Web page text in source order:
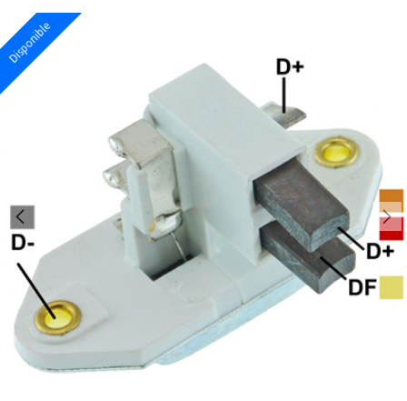
Disponible
Disponible